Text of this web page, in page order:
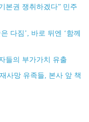
본권 쟁취하겠다” 민주
다짐’, 바로 뒤엔 ‘함께
들의 부가가치 유출
사망 유족들, 본사 앞 책